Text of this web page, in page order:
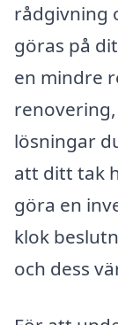
rådgivning
göras på
en mindre
lösningar
att ditt tak
göra en
klok
och dess